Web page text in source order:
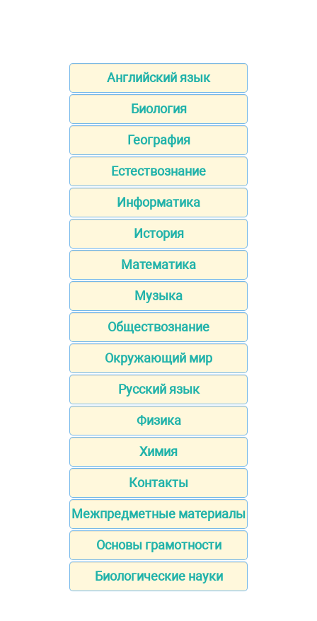
Английский язык
Биология
География
Естествознание
Информатика
История
Математика
Музыка
Обществознание
Окружающий мир
Русский язык
Физика
Химия
Контакты
Межпредметные материалы
Основы грамотности
Биологические науки